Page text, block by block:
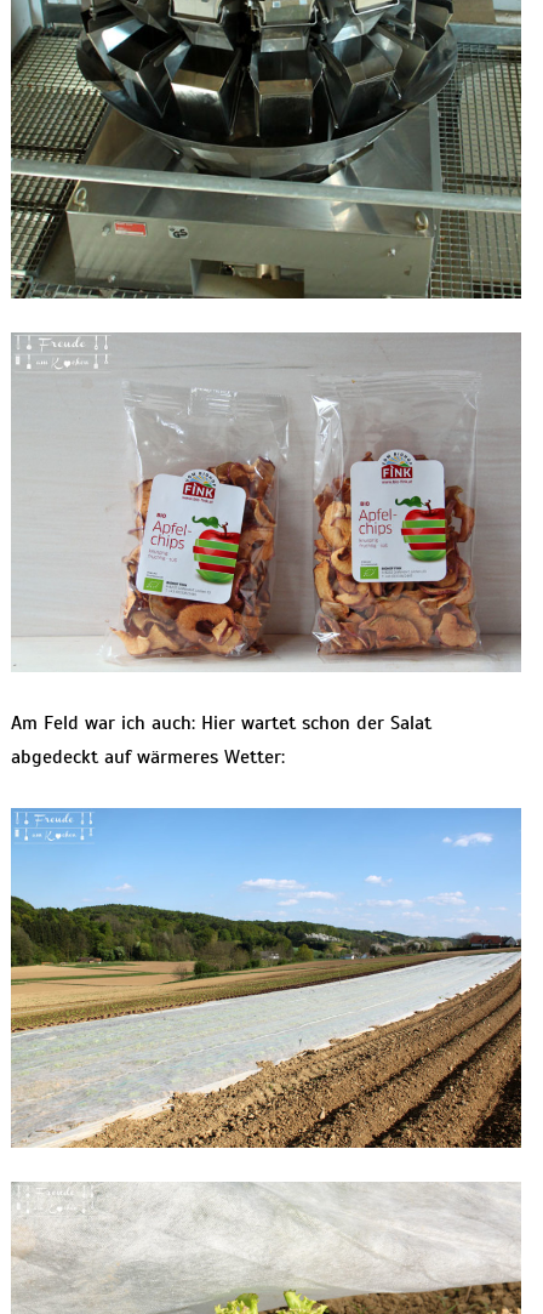
Am Feld war ich auch: Hier wartet schon der Salat
abgedeckt auf wärmeres Wetter: